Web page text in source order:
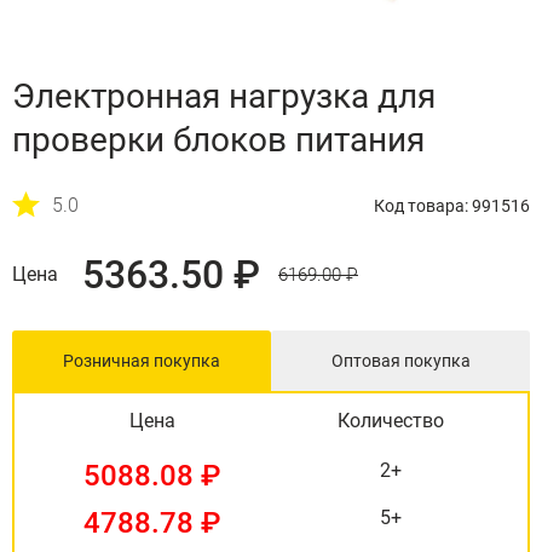
Электронная нагрузка для
проверки блоков питания
5.0 Код товара: 991516
Цена 5363.50 ₽ 6169.00 ₽
Розничная покупка Оптовая покупка
Цена Количество
5088.08 ₽ 2+
4788.78 ₽ 5+